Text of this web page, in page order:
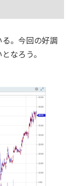
。今回の好調
なろう。